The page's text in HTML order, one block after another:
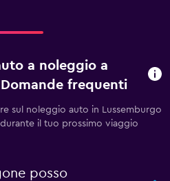
a noleggio a
frequenti
sul noleggio auto in Lussemburgo
il tuo prossimo viaggio
posso